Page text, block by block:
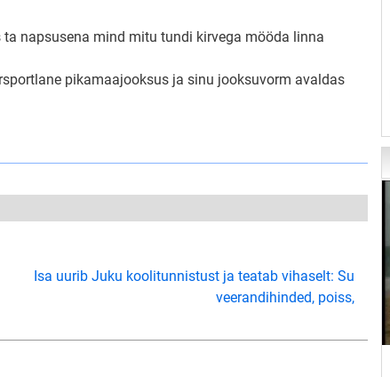
napsusena mind mitu tundi kirvega mööda linna
pikamaajooksus ja sinu jooksuvorm avaldas
Isa uurib Juku koolitunnistust ja teatab vihaselt: Su
veerandihinded, poiss,